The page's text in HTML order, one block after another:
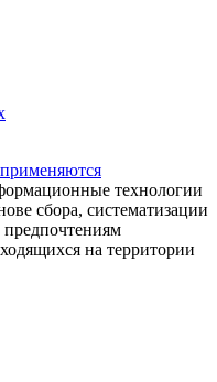
применяются
технологии
сбора, систематизации
предпочтениям
на территории